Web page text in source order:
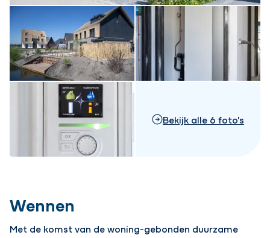
Bekijk alle 6 foto's
Wennen
Met de komst van de woning-gebonden duurzame